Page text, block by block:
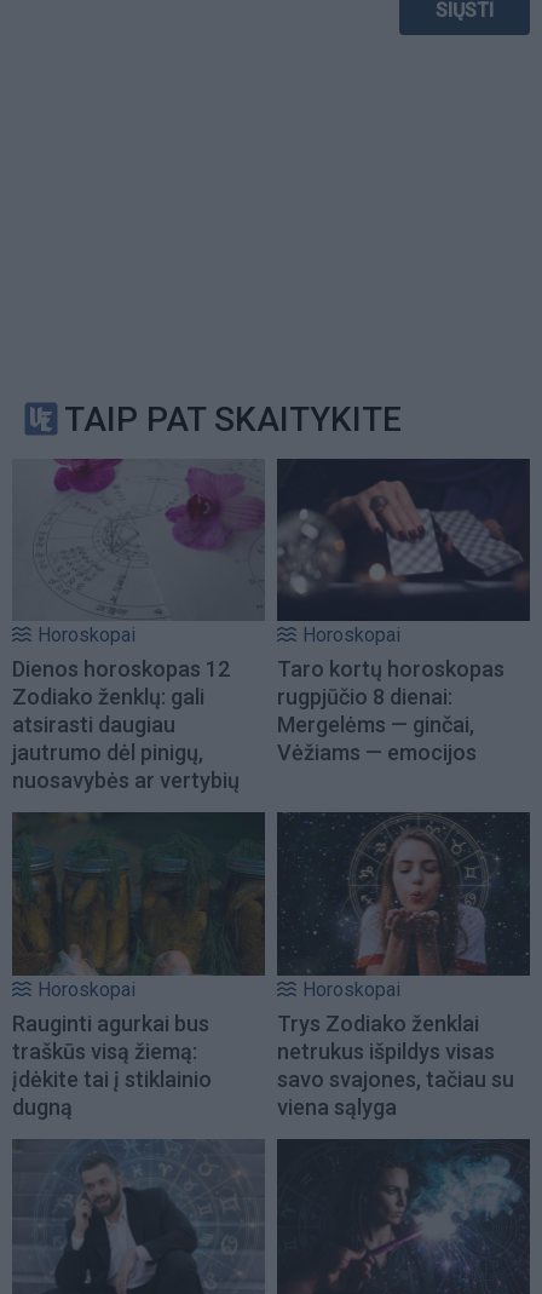
TAIP PAT SKAITYKITE
Horoskopai
Dienos horoskopas 12
Zodiako ženklų: gali
atsirasti daugiau
jautrumo dėl pinigų,
nuosavybės ar vertybių
Horoskopai
Taro kortų horoskopas
rugpjūčio 8 dienai:
Mergelėms — ginčai,
Vėžiams — emocijos
Horoskopai
Rauginti agurkai bus
traškūs visą žiemą:
įdėkite tai į stiklainio
dugną
Horoskopai
Trys Zodiako ženklai
netrukus išpildys visas
savo svajones, tačiau su
viena sąlyga